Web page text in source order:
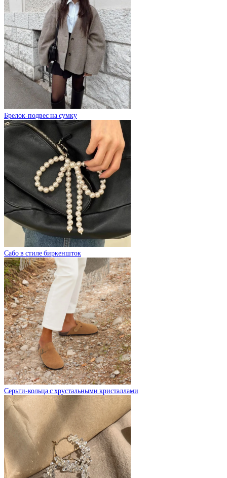
Брелок-подвес на сумку
Сабо в стиле биркеншток
Серьги-кольца с хрустальными кристаллами